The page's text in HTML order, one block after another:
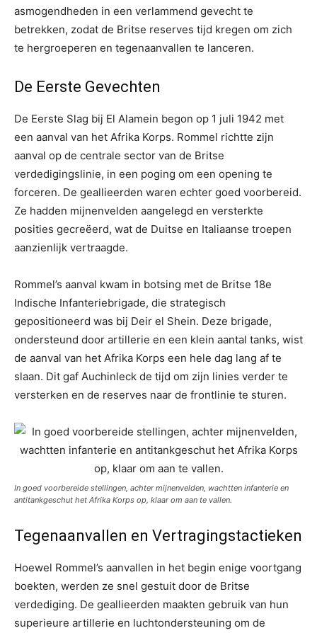
asmogendheden in een verlammend gevecht te
betrekken, zodat de Britse reserves tijd kregen om zich
te hergroeperen en tegenaanvallen te lanceren.
De Eerste Gevechten
De Eerste Slag bij El Alamein begon op 1 juli 1942 met
een aanval van het Afrika Korps. Rommel richtte zijn
aanval op de centrale sector van de Britse
verdedigingslinie, in een poging om een opening te
forceren. De geallieerden waren echter goed voorbereid.
Ze hadden mijnenvelden aangelegd en versterkte
posities gecreëerd, wat de Duitse en Italiaanse troepen
aanzienlijk vertraagde.
Rommel’s aanval kwam in botsing met de Britse 18e
Indische Infanteriebrigade, die strategisch
gepositioneerd was bij Deir el Shein. Deze brigade,
ondersteund door artillerie en een klein aantal tanks, wist
de aanval van het Afrika Korps een hele dag lang af te
slaan. Dit gaf Auchinleck de tijd om zijn linies verder te
versterken en de reserves naar de frontlinie te sturen.
In goed voorbereide stellingen, achter mijnenvelden, wachtten infanterie en
antitankgeschut het Afrika Korps op, klaar om aan te vallen.
Tegenaanvallen en Vertragingstactieken
Hoewel Rommel’s aanvallen in het begin enige voortgang
boekten, werden ze snel gestuit door de Britse
verdediging. De geallieerden maakten gebruik van hun
superieure artillerie en luchtondersteuning om de